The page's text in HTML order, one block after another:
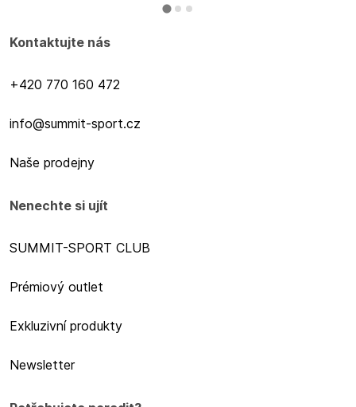
Kontaktujte nás
+420 770 160 472
info@summit-sport.cz
Naše prodejny
Nenechte si ujít
SUMMIT-SPORT CLUB
Prémiový outlet
Exkluzivní produkty
Newsletter